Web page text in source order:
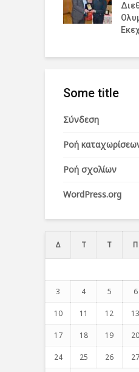
Some title
Σύνδεση
Ροή
Ροή σχολίων
WordPress.org
Δ Τ Τ Π
3 4 5 6
10 11 12 13
17 18 19 20
24 25 26 27